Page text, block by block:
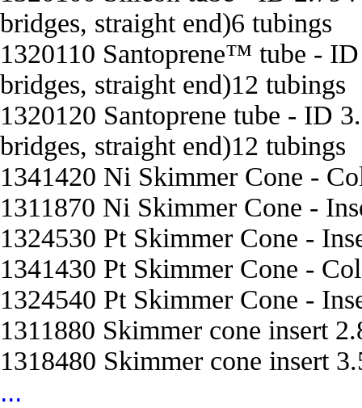
bridges, straight end)6 tubings
1320110 Santoprene™ tube -
bridges, straight end)12 tubings
1320120 Santoprene tube - ID
bridges, straight end)12 tubings
1341420 Ni Skimmer Cone -
1311870 Ni Skimmer Cone -
1324530 Pt Skimmer Cone -
1341430 Pt Skimmer Cone -
1324540 Pt Skimmer Cone -
1311880 Skimmer cone insert
1318480 Skimmer cone insert
...